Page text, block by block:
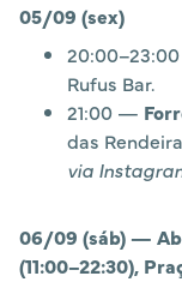
05/09 (sex)
Rufus Bar.
21:00 —
das
via
06/09 (sáb) —
(11:00–22:30),